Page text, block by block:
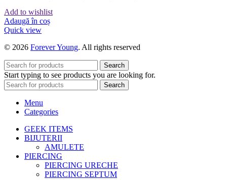
Add to wishlist
Adaugă în coș
Quick view
© 2026 Forever Young. All rights reserved
Search
Start typing to see products you are looking for.
Search
Menu
Categories
GEEK ITEMS
BIJUTERII
AMULETE
PIERCING
PIERCING URECHE
PIERCING SEPTUM